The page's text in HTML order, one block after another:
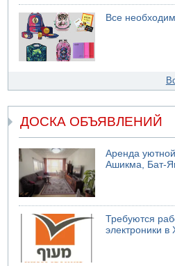
Все
ДОСКА ОБЪЯВЛЕНИЙ
Аренда
Ашикма, Бат-
Требуются
электроники в